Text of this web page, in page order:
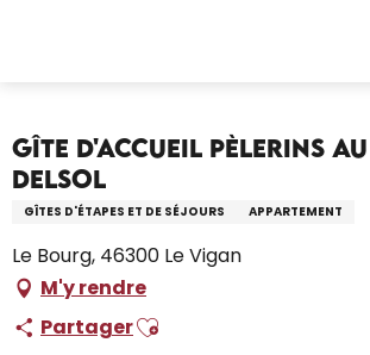
Gîte d'Accueil Pèlerins
Delsol
GÎTES D'ÉTAPES ET DE SÉJOURS APPARTEMENT
Le Bourg, 46300 Le Vigan
M'y rendre
PartagerAjouter aux favoris